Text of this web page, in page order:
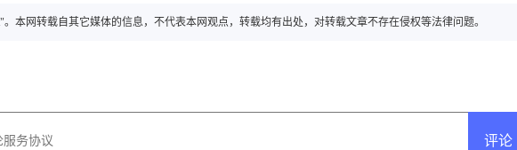
。本网转载自其它媒体的信息，不代表本网观点，转载均有出处，对转载文章不存在侵权等法律问题。
评论